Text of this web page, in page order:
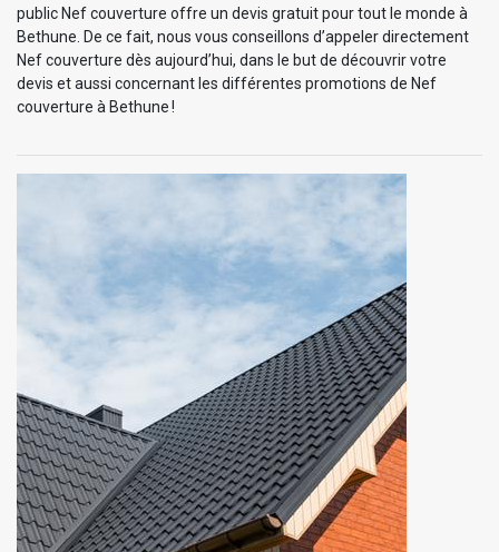
public Nef couverture offre un devis gratuit pour tout le monde à
Bethune. De ce fait, nous vous conseillons d’appeler directement
Nef couverture dès aujourd’hui, dans le but de découvrir votre
devis et aussi concernant les différentes promotions de Nef
couverture à Bethune !